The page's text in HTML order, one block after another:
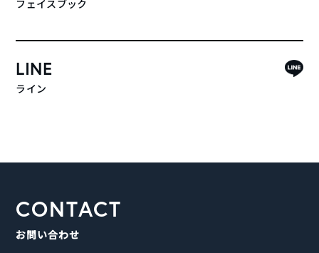
フェイスブック
LINE
ライン
CONTACT
お問い合わせ